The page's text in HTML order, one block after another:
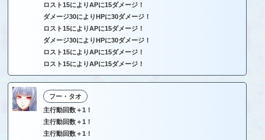
ロスト15によりAPに15ダメージ！
ダメージ30によりHPに30ダメージ！
ロスト15によりAPに15ダメージ！
ダメージ30によりHPに30ダメージ！
ロスト15によりAPに15ダメージ！
ロスト15によりAPに15ダメージ！
フー・タオ
主行動回数＋1！
主行動回数＋1！
主行動回数＋1！